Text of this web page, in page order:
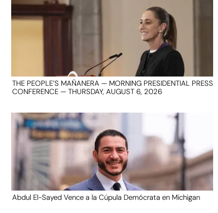
THE PEOPLE’S MAÑANERA — MORNING PRESIDENTIAL PRESS
CONFERENCE — THURSDAY, AUGUST 6, 2026
Abdul El-Sayed Vence a la Cúpula Demócrata en Michigan